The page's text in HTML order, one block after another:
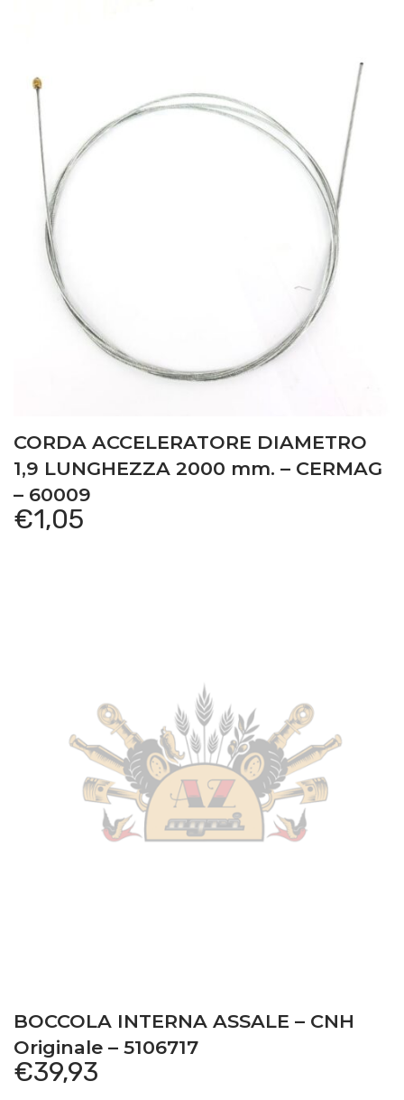
CORDA ACCELERATORE DIAMETRO
1,9 LUNGHEZZA 2000 mm. – CERMAG
– 60009
€1,05
BOCCOLA INTERNA ASSALE – CNH
Originale – 5106717
€39,93